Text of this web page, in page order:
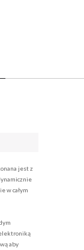
jest z
w całym
aby